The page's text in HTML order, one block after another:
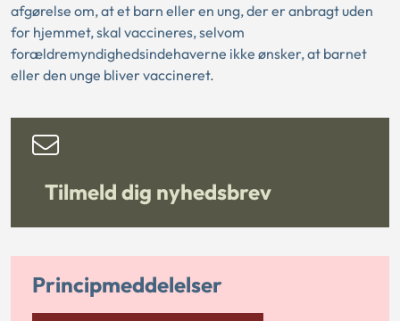
afgørelse om, at et barn eller en ung, der er anbragt uden
for hjemmet, skal vaccineres, selvom
forældremyndighedsindehaverne ikke ønsker, at barnet
eller den unge bliver vaccineret.
Tilmeld dig nyhedsbrev
Principmeddelelser